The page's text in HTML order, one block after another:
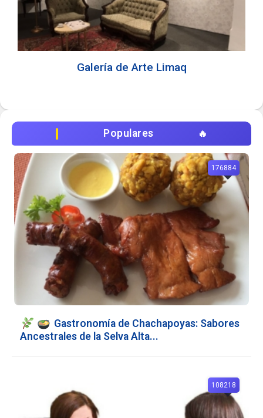
Galería de Arte Limaq
Populares
Gastronomía de Chachapoyas: Sabores
Ancestrales de la Selva Alta...
176884
108218